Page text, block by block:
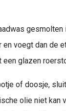
gesmolten
en voegt dan de
een glazen
of doosje,
olie niet kan